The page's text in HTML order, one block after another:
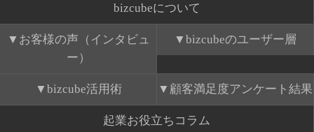
bizcubeについて
お客様の声（インタビュ
ー）
bizcubeのユーザー層
bizcube活用術 顧客満足度アンケート結果
起業お役立ちコラム